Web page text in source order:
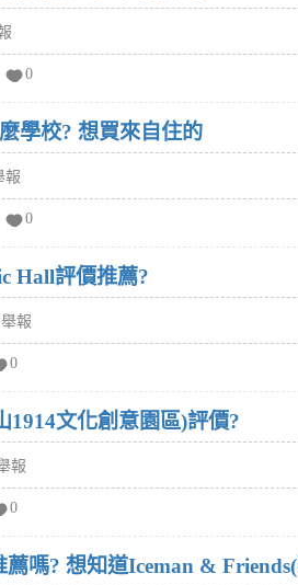
0
學校? 想買來自住的
報
0
Hall評價推薦?
舉報
0
1914文化創意園區)評價?
報
0
嗎? 想知道Iceman &